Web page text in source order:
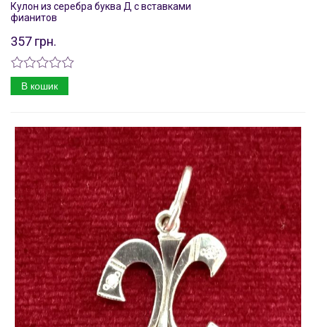
Кулон из серебра буква Д с вставками
фианитов
357 грн.
В кошик